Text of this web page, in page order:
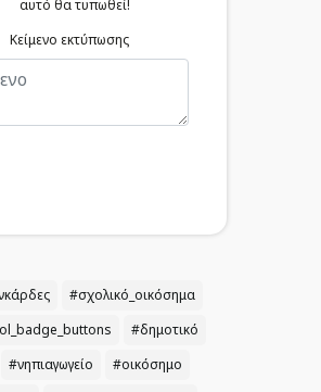
αυτό θα τυπωθεί!
Κείμενο εκτύπωσης
#σχολικό_οικόσημα
#δημοτικό
#νηπιαγωγείο
#οικόσημο